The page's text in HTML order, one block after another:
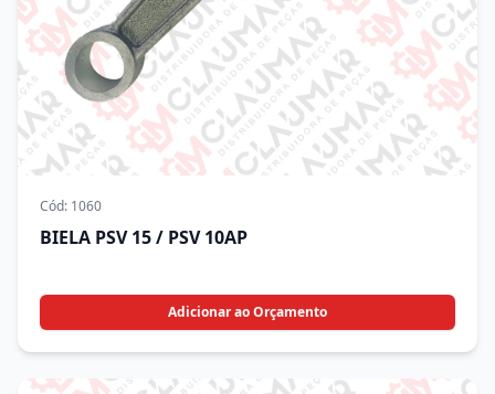
Cód: 1060
BIELA PSV 15 / PSV 10AP
Adicionar ao Orçamento